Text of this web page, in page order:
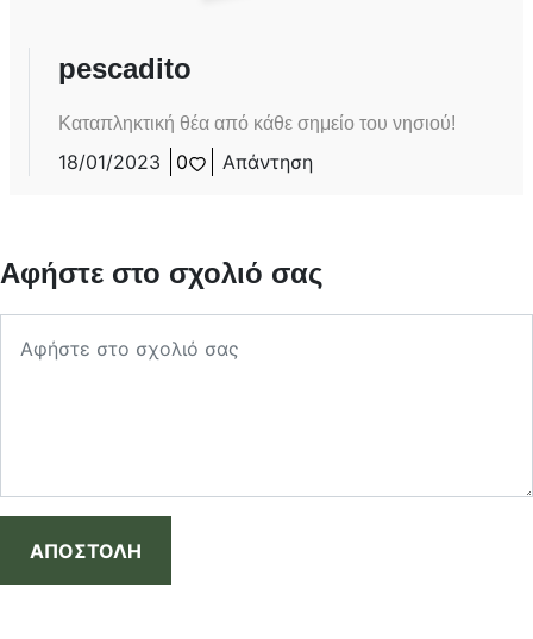
pescadito
Καταπληκτική θέα από κάθε σημείο του νησιού!
18/01/2023 0 Απάντηση
Αφήστε στο σχολιό σας
ΑΠΟΣΤΟΛΗ